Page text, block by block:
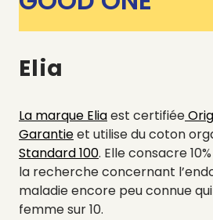
Elia
La marque Eliaest certifiée
Garantieet utilise du coton
Standard 100. Elle consacre
la recherche concernant
maladie encore peu connue
femme sur 10.